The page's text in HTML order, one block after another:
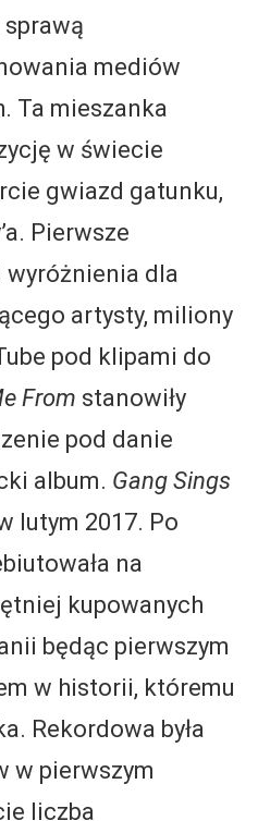
mediów
Ta mieszanka
w świecie
gwiazd gatunku,
Pierwsze
wyróżnienia dla
artysty, miliony
pod klipami do
From stanowiły
pod danie
album. Gang Sings
lutym 2017. Po
na
kupowanych
będąc pierwszym
w historii, któremu
Rekordowa była
w pierwszym
liczba